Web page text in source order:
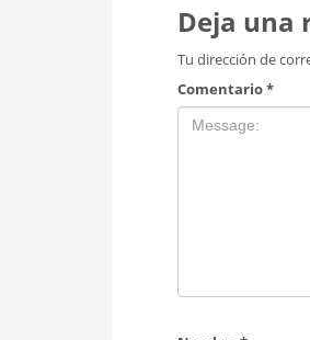
Deja una
Tu dirección de
Comentario*